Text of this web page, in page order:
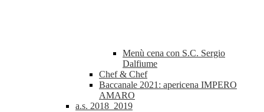
Menù cena con S.C. Sergio
Dalfiume
Chef & Chef
Baccanale 2021: apericena IMPERO
AMARO
a.s. 2018_2019